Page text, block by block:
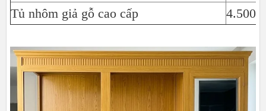
Tủ nhôm giả gỗ cao cấp